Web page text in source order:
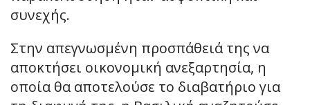
συνεχής.
Στην απεγνωσμένη προσπάθειά της να
αποκτήσει οικονομική ανεξαρτησία, η
οποία θα αποτελούσε το διαβατήριο για